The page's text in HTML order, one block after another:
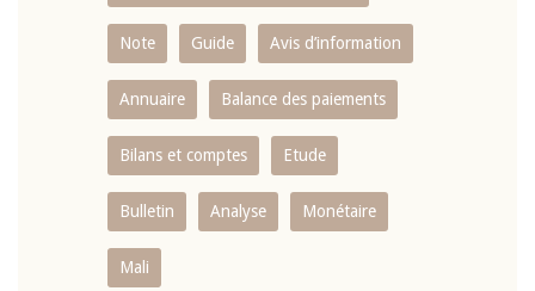
Note Guide Avis d’information
Annuaire Balance des paiements
Bilans et comptes Etude
Bulletin Analyse Monétaire
Mali